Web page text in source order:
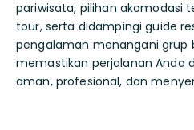
pariwisata, pilihan akomodasi
tour, serta didampingi guide
pengalaman menangani grup
memastikan perjalanan Anda
aman, profesional, dan